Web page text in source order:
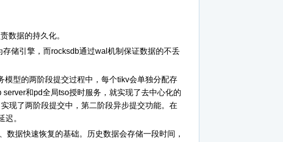
数据的持久化。
储引擎，而rocksdb通过wal机制保证数据的不丢
模型的两阶段提交过程中，每个tikv会单独分配存
和pd全局tso授时服务，就实现了去中心化的
现了两阶段提交中，第二阶段异步提交功能。在
。
据快速恢复的基础。历史数据会存储一段时间，